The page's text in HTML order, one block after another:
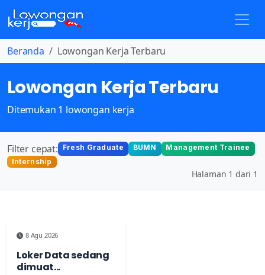
Beranda Lowongan Kerja Terbaru
Lowongan Kerja Terbaru
Ditemukan 1 lowongan kerja
Filter cepat: Fresh Graduate BUMN
Management Trainee
Internship
Halaman 1 dari 1
8 Agu 2026
Loker Data sedang
dimuat...